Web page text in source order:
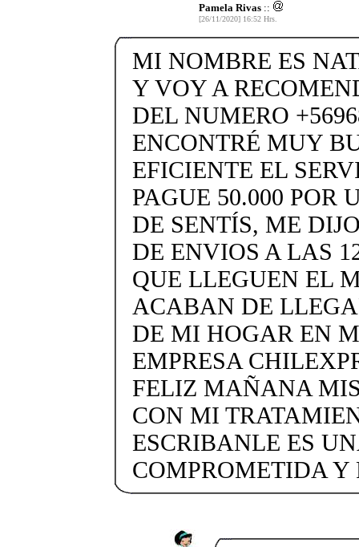
Pamela Rivas::
[26/11/2020] 16:52 Hrs.
MI NOMBRE ES
Y VOY A
DEL NUMERO
ENCONTRÉ MUY
EFICIENTE EL
PAGUE 50.000 POR
DE SENTÍS, ME
DE ENVIOS A LAS
QUE LLEGUEN EL
ACABAN DE
DE MI HOGAR EN
EMPRESA
FELIZ MAÑANA
CON MI
ESCRIBANLE ES
COMPROMETIDA Y